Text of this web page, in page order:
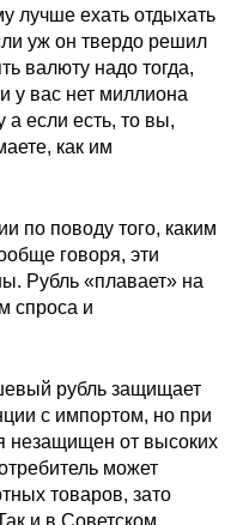
лучше ехать отдыхать
уж он твердо решил
валюту надо тогда,
у вас нет миллиона
а если есть, то вы,
как им
по поводу того, каким
говоря, эти
Рубль «плавает» на
спроса и
рубль защищает
с импортом, но при
незащищен от высоких
может
товаров, зато
и в Советском